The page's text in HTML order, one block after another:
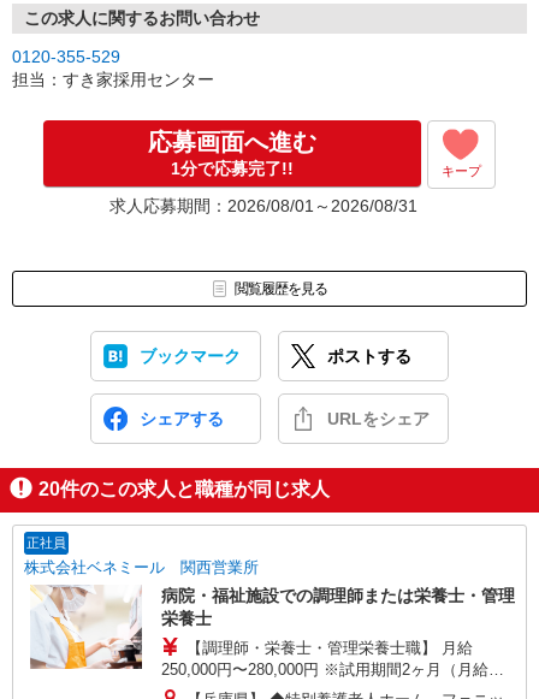
この求人に関するお問い合わせ
0120-355-529
担当：すき家採用センター
応募画面へ進む
1分で応募完了!! キープ
求人応募期間：2026/08/01～2026/08/31
閲覧履歴を見る
ブックマーク ポストする
シェアする URLをシェア
20件のこの求人と職種が同じ求人
正社員
株式会社ベネミール 関西営業所
病院・福祉施設での調理師または栄養士・管理
栄養士
【調理師・栄養士・管理栄養士職】 月給
250,000円〜280,000円 ※試用期間2ヶ月（月給
250,000円〜280,000円） ※給与幅は経験による